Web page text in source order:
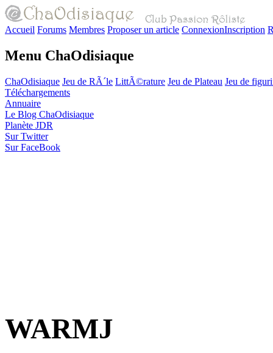
Accueil Forums Membres Proposer un article ConnexionInscription
Menu ChaOdisiaque
ChaOdisiaque Jeu de RÃ´le LittÃ©rature Jeu de Plateau Jeu de
Téléchargements
Annuaire
Le Blog ChaOdisiaque
Planète JDR
Sur Twitter
Sur FaceBook
WARMJ